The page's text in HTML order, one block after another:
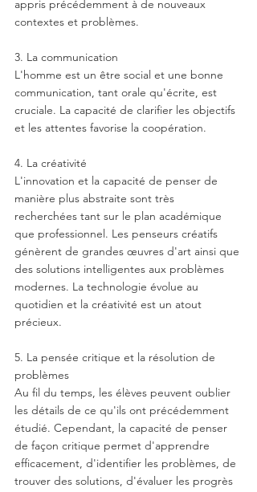
appris précédemment à de nouveaux
contextes et problèmes.
3. La communication
L'homme est un être social et une bonne
communication, tant orale qu'écrite, est
cruciale. La capacité de clarifier les objectifs
et les attentes favorise la coopération.
4. La créativité
L'innovation et la capacité de penser de
manière plus abstraite sont très
recherchées tant sur le plan académique
que professionnel. Les penseurs créatifs
génèrent de grandes œuvres d'art ainsi que
des solutions intelligentes aux problèmes
modernes. La technologie évolue au
quotidien et la créativité est un atout
précieux.
5. La pensée critique et la résolution de
problèmes
Au fil du temps, les élèves peuvent oublier
les détails de ce qu'ils ont précédemment
étudié. Cependant, la capacité de penser
de façon critique permet d'apprendre
efficacement, d'identifier les problèmes, de
trouver des solutions, d'évaluer les progrès